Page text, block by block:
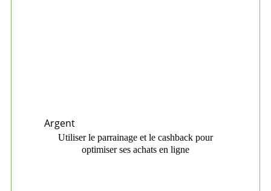
Argent
Utiliser le parrainage et le cashback pour
optimiser ses achats en ligne